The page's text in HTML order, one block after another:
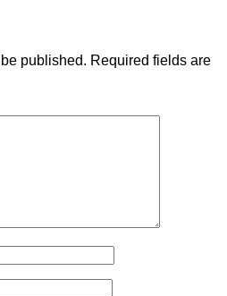
published. Required fields are